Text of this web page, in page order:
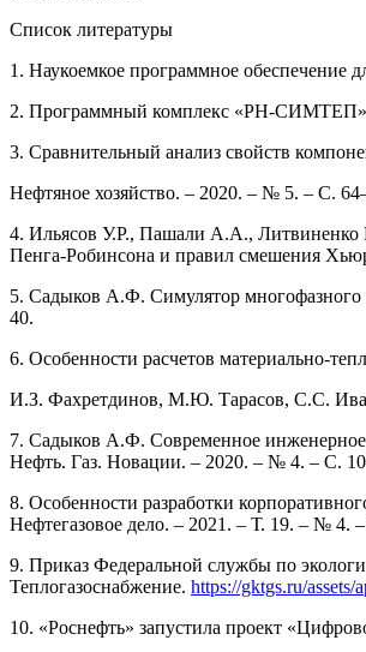
Список литературы
1. Наукоемкое программное
2. Программный комплекс «РН-
3. Сравнительный анализ свойств
Нефтяное хозяйство. – 2020. – № 5. – С.
4. Ильясов У.Р., Пашали А.А., Литвиненко
Пенга-Робинсона и правил смешения
5. Садыков А.Ф. Симулятор многофазного
40.
6. Особенности расчетов материально-
И.З. Фахретдинов, М.Ю. Тарасов, С.С.
7. Садыков А.Ф. Современное инженерное
Нефть. Газ. Новации. – 2020. – № 4. – С.
8. Особенности разработки
Нефтегазовое дело. – 2021. – Т. 19. – № 4.
9. Приказ Федеральной службы по
Теплогазоснабжение. https://gktgs.ru/
10. «Роснефть» запустила проект